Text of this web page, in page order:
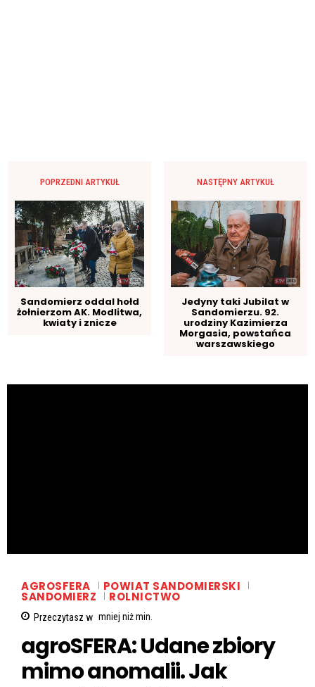
POPRZEDNI ARTYKUŁ
Sandomierz oddal hołd
żołnierzom AK. Modlitwa,
kwiaty i znicze
NASTĘPNY ARTYKUŁ
Jedyny taki Jubilat w
Sandomierzu. 92.
urodziny Kazimierza
Morgasia, powstańca
warszawskiego